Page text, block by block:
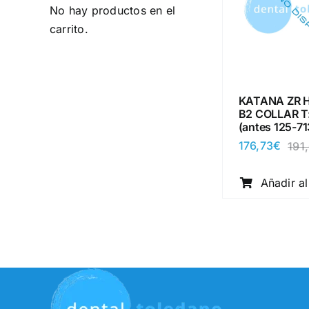
No hay productos en el
carrito.
KATANA ZR
B2 COLLAR
(antes 125-
176,73€
Añadir